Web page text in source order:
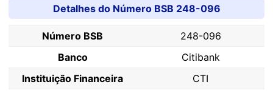
Detalhes do Número BSB 248-096
Número BSB
248-096
Banco
Citibank
Instituição Financeira
CTI